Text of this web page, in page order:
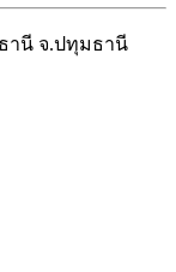
านี จ.ปทุมธานี